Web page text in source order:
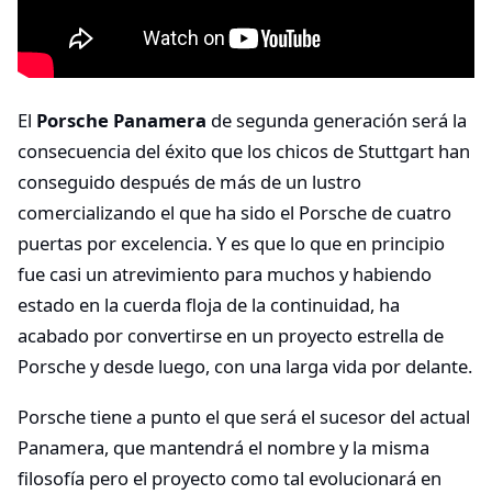
El Porsche Panamera de segunda generación será la
consecuencia del éxito que los chicos de Stuttgart han
conseguido después de más de un lustro
comercializando el que ha sido el Porsche de cuatro
puertas por excelencia. Y es que lo que en principio
fue casi un atrevimiento para muchos y habiendo
estado en la cuerda floja de la continuidad, ha
acabado por convertirse en un proyecto estrella de
Porsche y desde luego, con una larga vida por delante.
Porsche tiene a punto el que será el sucesor del actual
Panamera, que mantendrá el nombre y la misma
filosofía pero el proyecto como tal evolucionará en